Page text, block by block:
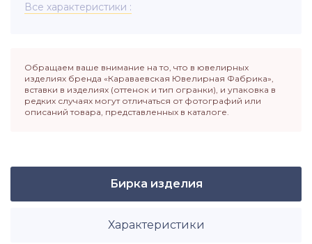
Все характеристики
Обращаем ваше внимание на то, что в ювелирных
изделиях бренда «Караваевская Ювелирная Фабрика»,
вставки в изделиях (оттенок и тип огранки), и упаковка в
редких случаях могут отличаться от фотографий или
описаний товара, представленных в каталоге.
Бирка изделия
Характеристики